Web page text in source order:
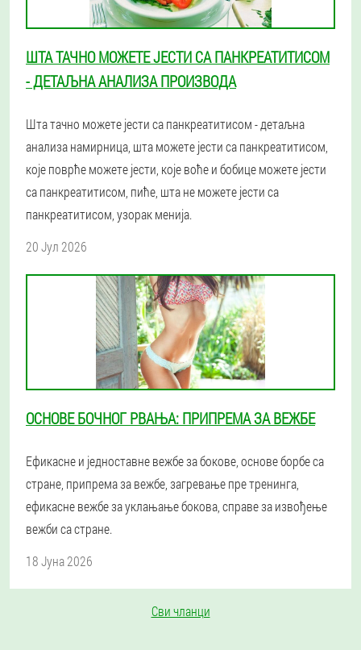
ШТА ТАЧНО МОЖЕТЕ ЈЕСТИ СА ПАНКРЕАТИТИСОМ
- ДЕТАЉНА АНАЛИЗА ПРОИЗВОДА
Шта тачно можете јести са панкреатитисом - детаљна
анализа намирница, шта можете јести са панкреатитисом,
које поврће можете јести, које воће и бобице можете јести
са панкреатитисом, пиће, шта не можете јести са
панкреатитисом, узорак менија.
20 Јул 2026
ОСНОВЕ БОЧНОГ РВАЊА: ПРИПРЕМА ЗА ВЕЖБЕ
Ефикасне и једноставне вежбе за бокове, основе борбе са
стране, припрема за вежбе, загревање пре тренинга,
ефикасне вежбе за уклањање бокова, справе за извођење
вежби са стране.
18 Јуна 2026
Сви чланци